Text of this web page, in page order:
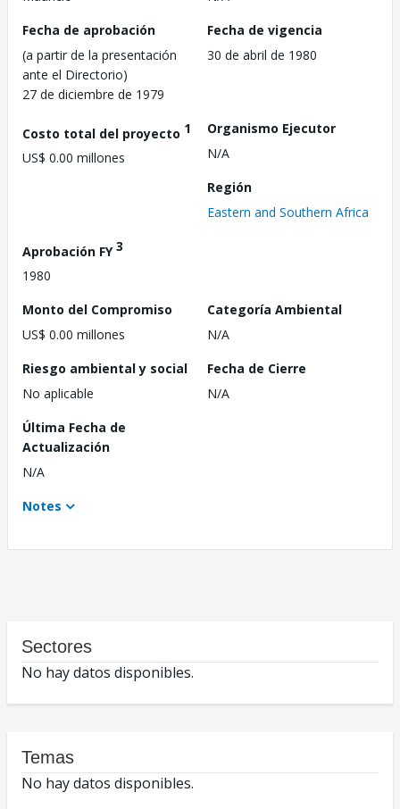
Fecha de aprobación
(a partir de la presentación
ante el Directorio)
27 de diciembre de 1979
Fecha de vigencia
30 de abril de 1980
Costo total del proyecto 1
US$ 0.00 millones
Organismo Ejecutor
N/A
Región
Eastern and Southern Africa
Aprobación FY3
1980
Monto del Compromiso
US$ 0.00 millones
Categoría Ambiental
N/A
Riesgo ambiental y social
No aplicable
Fecha de Cierre
N/A
Última Fecha de
Actualización
N/A
Notes
Sectores
No hay datos disponibles.
Temas
No hay datos disponibles.